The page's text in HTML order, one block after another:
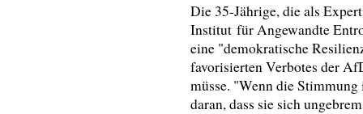
Die 35-Jährige, die als
Institut für Angewandte
eine "demokratische
favorisierten Verbotes der
müsse. "Wenn die
daran, dass sie sich